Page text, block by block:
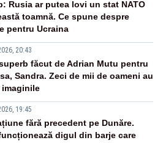
Rusia ar putea lovi un stat NATO
toamnă. Ce spune despre
pentru Ucraina
20:43
făcut de Adrian Mutu pentru
Sandra. Zeci de mii de oameni au
imaginile
19:45
fără precedent pe Dunăre.
digul din barje care